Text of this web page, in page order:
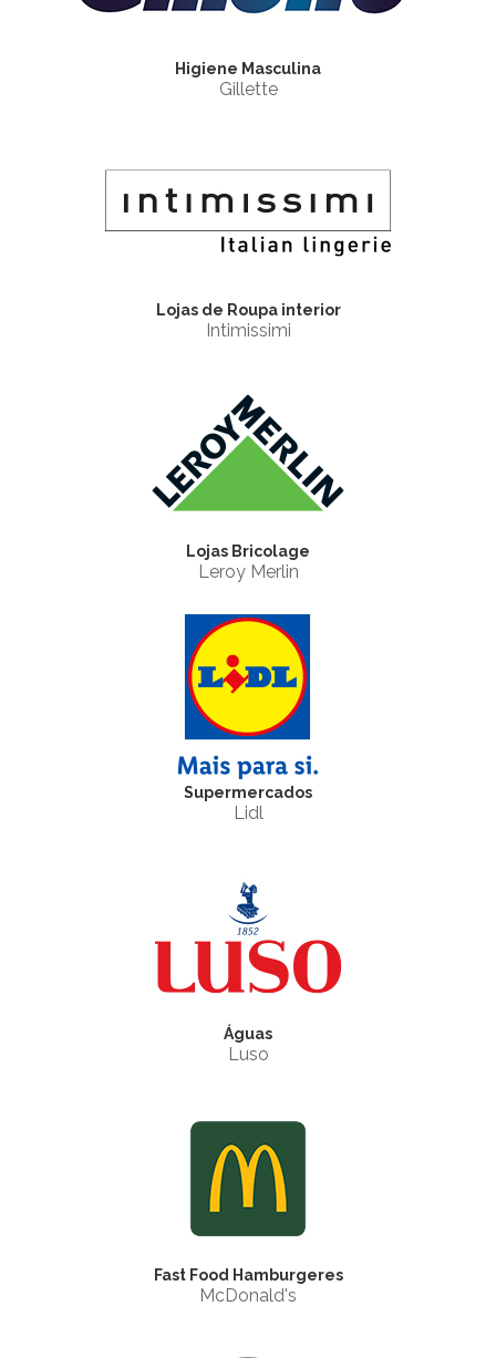
Higiene Masculina
Gillette
Lojas de Roupa interior
Intimissimi
Lojas Bricolage
Leroy Merlin
Supermercados
Lidl
Águas
Luso
Fast Food Hamburgeres
McDonald's